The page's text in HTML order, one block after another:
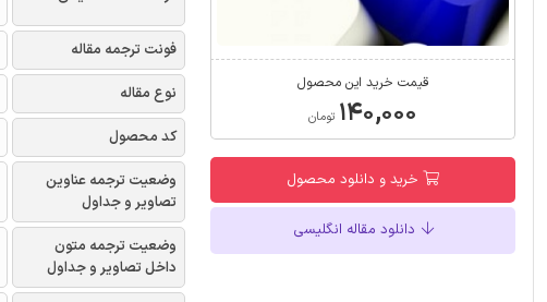
قیمت خرید این محصول
۱۴۰,۰۰۰ تومان
خرید و دانلود محصول
دانلود مقاله انگلیسی
فونت ترجمه مقاله
نوع مقاله
کد محصول
وضعیت ترجمه عناوین
تصاویر و جداول
وضعیت ترجمه متون
داخل تصاویر و جداول